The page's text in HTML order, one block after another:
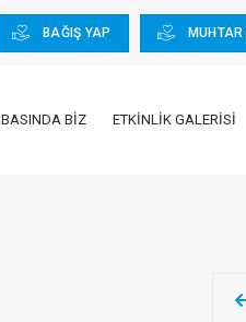
BAĞIŞ YAP MUHTAR
BASINDA BIZ ETKINLIK GALERISI